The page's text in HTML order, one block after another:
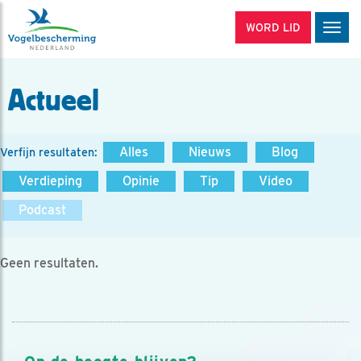
WORD LID
Actueel
Verfijn resultaten: Alles Nieuws
Blog
Verdieping
Opinie Tip
Video
Podcast
Geen resultaten.